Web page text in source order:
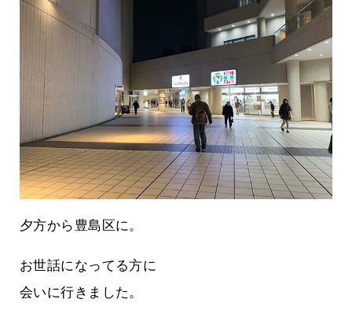
夕方から豊島区に。
お世話になってる方に
会いに行きました。